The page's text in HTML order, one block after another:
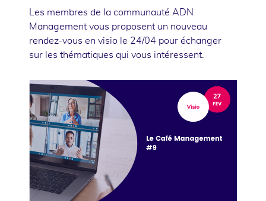
Les membres de la communauté ADN
Management vous proposent un nouveau
rendez-vous en visio le 24/04 pour échanger
sur les thématiques qui vous intéressent.